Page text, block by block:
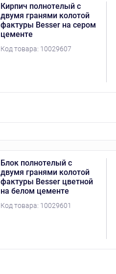
Кирпич полнотелый с
двумя гранями колотой
фактуры Besser на сером
цементе
Код товара: 10029607
Блок полнотелый с
двумя гранями колотой
фактуры Besser цветной
на белом цементе
Код товара: 10029601